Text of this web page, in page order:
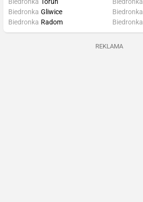
Biedronka Gliwice
Biedronka Radom
Biedronka
Biedronka
REKLAMA